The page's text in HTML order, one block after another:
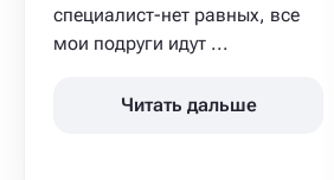
специалист-нет равных, все
мои подруги идут ...
Читать дальше